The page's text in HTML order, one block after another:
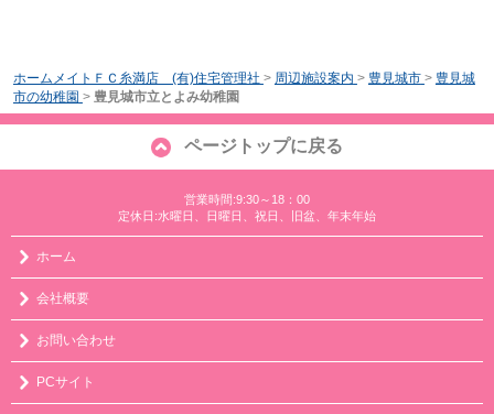
ホームメイトＦＣ糸満店 (有)住宅管理社 > 周辺施設案内 > 豊見城市 > 豊見城
市の幼稚園 > 豊見城市立とよみ幼稚園
ページトップに戻る
営業時間:9:30～18：00
定休日:水曜日、日曜日、祝日、旧盆、年末年始
ホーム
会社概要
お問い合わせ
PCサイト